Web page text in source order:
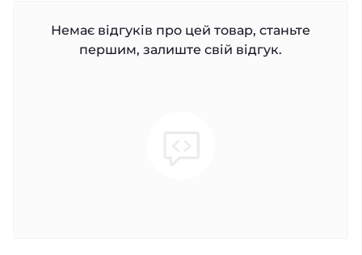
Немає відгуків про цей товар, станьте
першим, залиште свій відгук.